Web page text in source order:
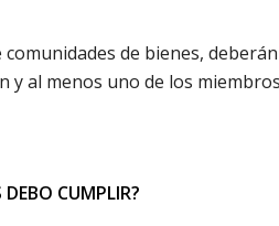
comunidades de bienes,
y al menos uno de los
CUMPLIR?